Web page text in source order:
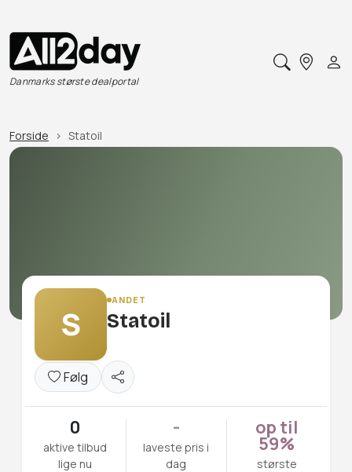
Danmarks største dealportal
Forside Statoil
S
ANDET
Statoil
Følg
0
aktive tilbud
lige nu
-
laveste pris i
dag
op til
59%
største